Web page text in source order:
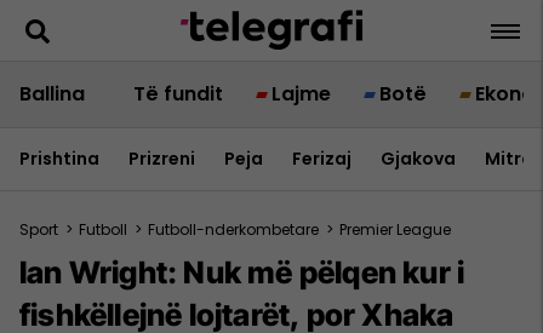
Ballina Të fundit Lajme Botë
Prishtina Prizreni Peja Ferizaj Gjakova
Sport > Futboll > Futboll-nderkombetare > Premier League
Ian Wright: Nuk më pëlqen kur i
fishkëllejnë lojtarët, por Xhaka